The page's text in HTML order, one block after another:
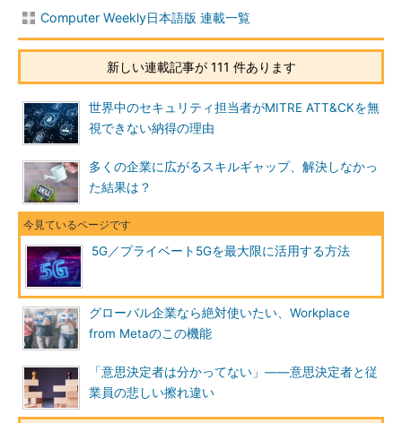
Computer Weekly日本語版 連載一覧
新しい連載記事が 111 件あります
世界中のセキュリティ担当者がMITRE ATT&CKを無
視できない納得の理由
多くの企業に広がるスキルギャップ、解決しなかっ
た結果は？
5G／プライベート5Gを最大限に活用する方法
グローバル企業なら絶対使いたい、Workplace
from Metaのこの機能
「意思決定者は分かってない」――意思決定者と従
業員の悲しい擦れ違い